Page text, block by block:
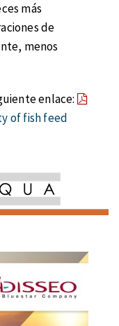
más
de
menos
enlace:
of fish feed